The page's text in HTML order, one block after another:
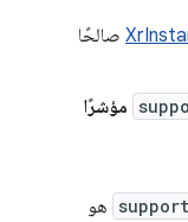
صالحًا
مؤشرًا
هو